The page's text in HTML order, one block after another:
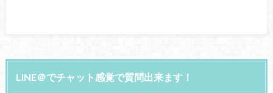
LINE＠でチャット感覚で質問出来ます！